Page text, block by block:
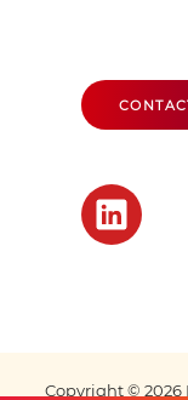
Copyright © 2026